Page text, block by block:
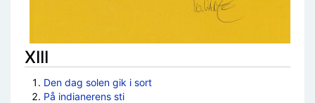
XIII
Den dag solen gik i sort
På indianerens sti